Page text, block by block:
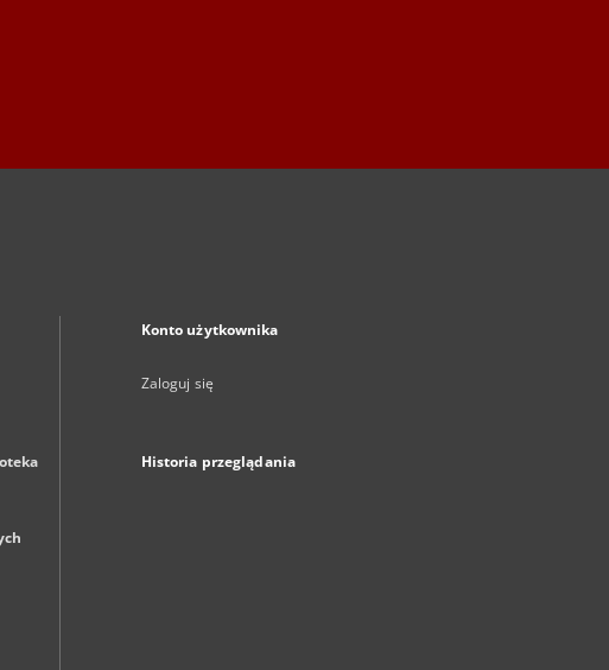
Konto użytkownika
Zaloguj się
Historia przeglądania